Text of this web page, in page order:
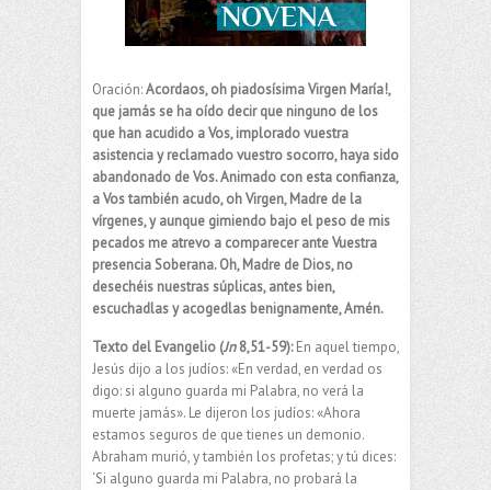
Oración:Acordaos, oh piadosísima Virgen María!,
que jamás se ha oído decir que ninguno de los
que han acudido a Vos, implorado vuestra
asistencia y reclamado vuestro socorro, haya sido
abandonado de Vos. Animado con esta confianza,
a Vos también acudo, oh Virgen, Madre de la
vírgenes, y aunque gimiendo bajo el peso de mis
pecados me atrevo a comparecer ante Vuestra
presencia Soberana. Oh, Madre de Dios, no
desechéis nuestras súplicas, antes bien,
escuchadlas y acogedlas benignamente, Amén.
Texto del Evangelio (Jn8,51-59):En aquel tiempo,
Jesús dijo a los judíos: «En verdad, en verdad os
digo: si alguno guarda mi Palabra, no verá la
muerte jamás». Le dijeron los judíos: «Ahora
estamos seguros de que tienes un demonio.
Abraham murió, y también los profetas; y tú dices:
‘Si alguno guarda mi Palabra, no probará la